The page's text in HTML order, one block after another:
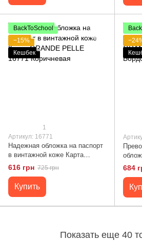
BackToSchool
−15%
Кешбек
1
Артикул: 16771
Надежная обложка на паспорт
в винтажной коже Карта
GRANDE PELLE 16771
Коричневая
616 грн 725 грн
Купить
684
Показать еще 40